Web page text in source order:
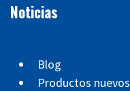
Noticias
Blog
Productos nuevos